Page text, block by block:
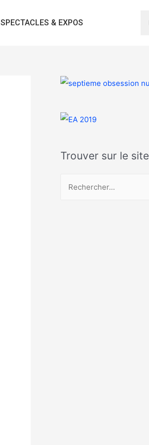
SPECTACLES & EXPOS
Trouver sur le site